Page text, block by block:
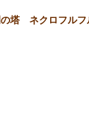
塔 ネクロフルフ